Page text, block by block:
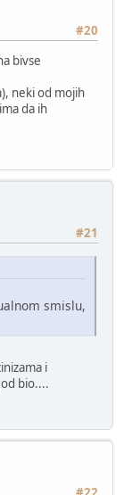
#20
bivse
neki od mojih
da ih
#21
smislu,
i
bio....